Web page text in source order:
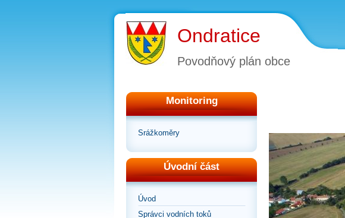
Ondratice
Povodňový plán obce
Monitoring
Srážkoměry
Úvodní část
Úvod
Správci vodních toků